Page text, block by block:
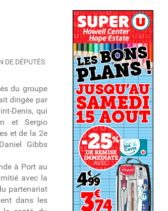
DE DÉPUTÉS
du groupe
dirigée par
Denis, qui
et Sergio
et de la 2e
Gibbs
à Port au
avec la
partenariat
dans les